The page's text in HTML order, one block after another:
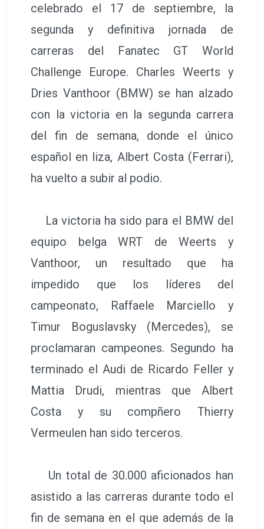
celebrado el 17 de septiembre, la
segunda y definitiva jornada de
carreras del Fanatec GT World
Challenge Europe. Charles Weerts y
Dries Vanthoor (BMW) se han alzado
con la victoria en la segunda carrera
del fin de semana, donde el único
español en liza, Albert Costa (Ferrari),
ha vuelto a subir al podio.
La victoria ha sido para el BMW del
equipo belga WRT de Weerts y
Vanthoor, un resultado que ha
impedido que los líderes del
campeonato, Raffaele Marciello y
Timur Boguslavsky (Mercedes), se
proclamaran campeones. Segundo ha
terminado el Audi de Ricardo Feller y
Mattia Drudi, mientras que Albert
Costa y su compñero Thierry
Vermeulen han sido terceros.
Un total de 30.000 aficionados han
asistido a las carreras durante todo el
fin de semana en el que además de la